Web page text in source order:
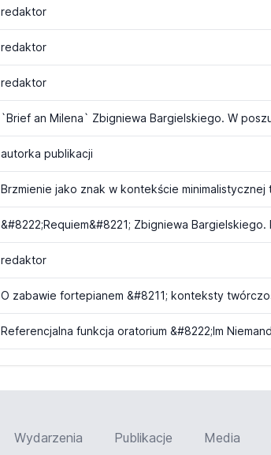
redaktor
redaktor
redaktor
autorka publikacji
redaktor
Wydarzenia Publikacje Media